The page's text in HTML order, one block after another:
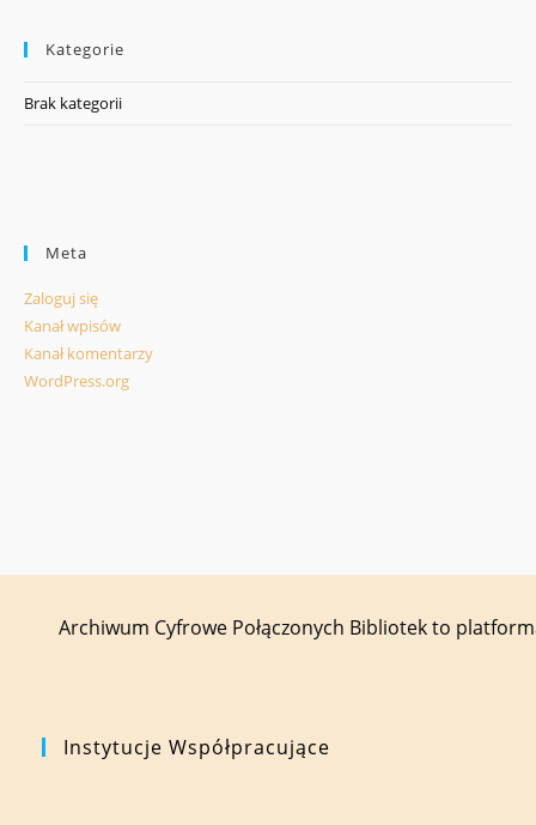
Kategorie
Brak kategorii
Meta
Zaloguj się
Kanał wpisów
Kanał komentarzy
WordPress.org
Archiwum Cyfrowe Połączonych Bibliotek to
Instytucje Współpracujące